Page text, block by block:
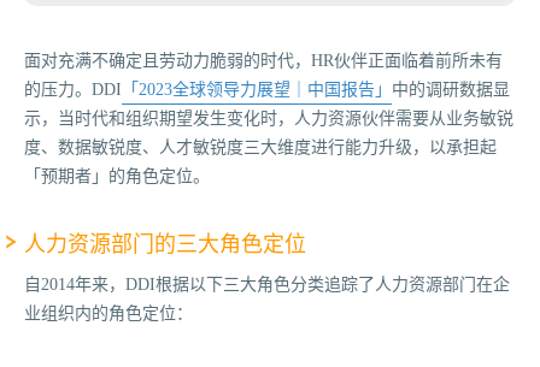
面对充满不确定且劳动力脆弱的时代，HR伙伴正面临着前所未有
的压力。DDI 「2023全球领导力展望｜中国报告」 中的调研数据显
示，当时代和组织期望发生变化时，人力资源伙伴需要从业务敏锐
度、数据敏锐度、人才敏锐度三大维度进行能力升级，以承担起
「预期者」的角色定位。
人力资源部门的三大角色定位
自2014年来，DDI根据以下三大角色分类追踪了人力资源部门在企
业组织内的角色定位：